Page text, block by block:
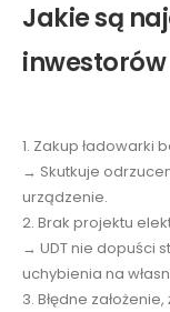
Jakie są
inwestorów
1. Zakup ładowarki
→ Skutkuje
urządzenie.
2. Brak projektu
→ UDT nie dopuści
uchybienia na
3. Błędne